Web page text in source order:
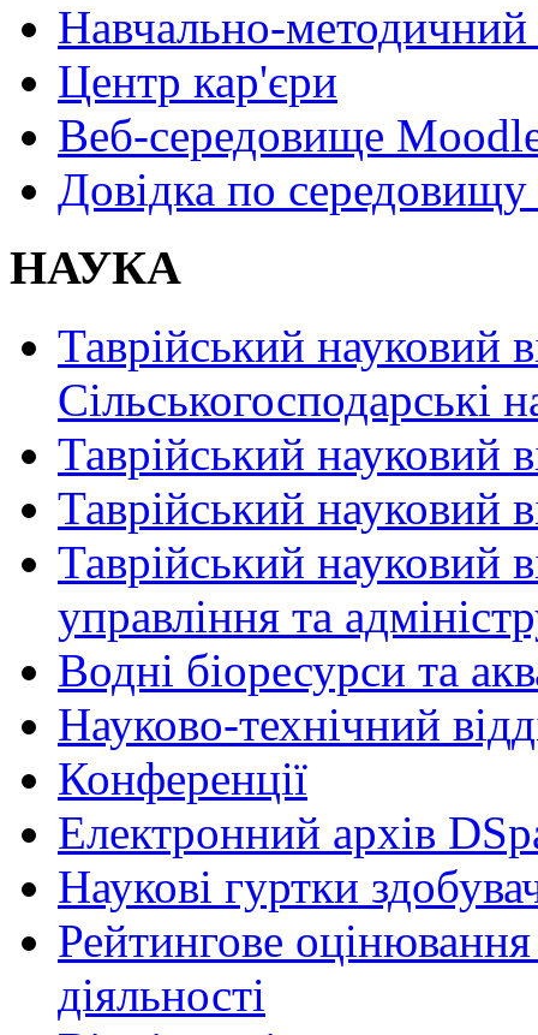
Навчально-методичний
Центр кар'єри
Веб-середовище
Довідка по
НАУКА
Таврійський науковий
Сільськогосподарські
Таврійський науковий
Таврійський науковий
Таврійський науковий
управління та
Водні біоресурси та
Науково-технічний
Конференції
Електронний архів
Наукові гуртки
Рейтингове оцінювання
діяльності